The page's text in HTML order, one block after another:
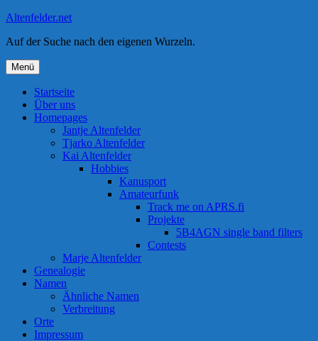
Zum
springen
Altenfelder.net
Auf der Suche nach den eigenen Wurzeln.
Menü
Startseite
Über uns
Homepages
Jantje Altenfelder
Tjarko Altenfelder
Kai Altenfelder
Hobbies
Kanusport
Amateurfunk
Track me on APRS.fi
Projekte
5B4AGN single band filters
Contests
Marje Altenfelder
Genealogie
Namen
Ähnliche Namen
Verbreitung
Orte
Impressum